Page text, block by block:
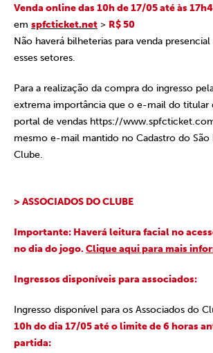
Venda online das 10h de 17/05 até às
em spfcticket.net > R$ 50
Não haverá bilheterias para venda
esses setores.
Para a realização da compra do ingresso
extrema importância que o e-mail do titular
portal de vendas https://
mesmo e-mail mantido no Cadastro do São
Clube.
> ASSOCIADOS DO CLUBE
Importante: Haverá leitura facial no
no dia do jogo.Clique aqui para mais
Ingressos disponíveis para associados:
Ingresso disponível para os Associados do
10h do dia 17/05 até o limite de 6 horas
partida: